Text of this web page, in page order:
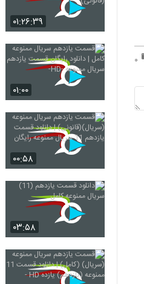
۰
۰۱:۲۶:۳۹
۰۱:۰۰
۰۰:۵۸
۰۳:۵۸